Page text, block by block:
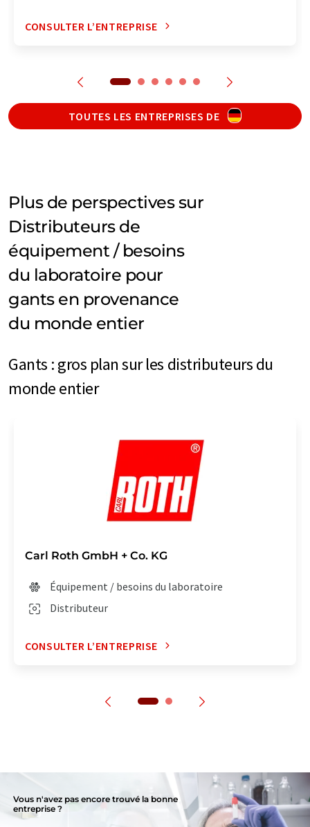
CONSULTER L’ENTREPRISE
TOUTES LES ENTREPRISES DE
Plus de perspectives sur
Distributeurs de
équipement / besoins
du laboratoire pour
gants en provenance
du monde entier
Gants : gros plan sur les distributeurs du
monde entier
Carl Roth GmbH + Co. KG
Équipement / besoins du laboratoire
Distributeur
CONSULTER L’ENTREPRISE
Vous n'avez pas encore trouvé la bonne
entreprise ?